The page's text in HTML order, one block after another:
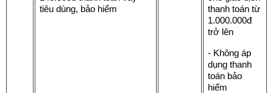
tiêu dùng, bảo hiểm
thanh toán từ
1.000.000đ
trở lên
- Không áp
dụng thanh
toán bảo
hiểm